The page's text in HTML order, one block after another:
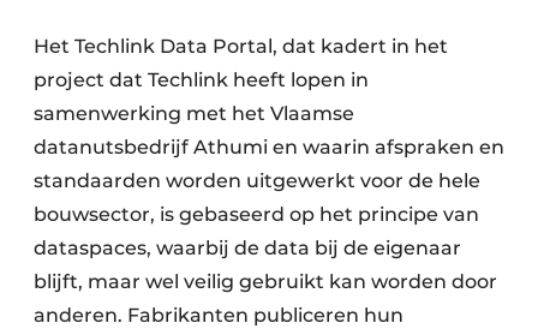
Het Techlink Data Portal, dat kadert in het
project dat Techlink heeft lopen in
samenwerking met het Vlaamse
datanutsbedrijf Athumi en waarin afspraken en
standaarden worden uitgewerkt voor de hele
bouwsector, is gebaseerd op het principe van
dataspaces, waarbij de data bij de eigenaar
blijft, maar wel veilig gebruikt kan worden door
anderen. Fabrikanten publiceren hun